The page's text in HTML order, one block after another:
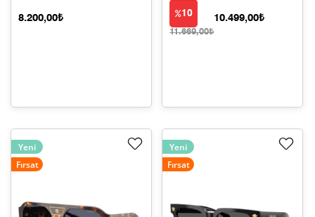
8.200,00₺ 10
11.669,00₺
10.499,00₺
Yeni
Fırsat
Yeni
Fırsat